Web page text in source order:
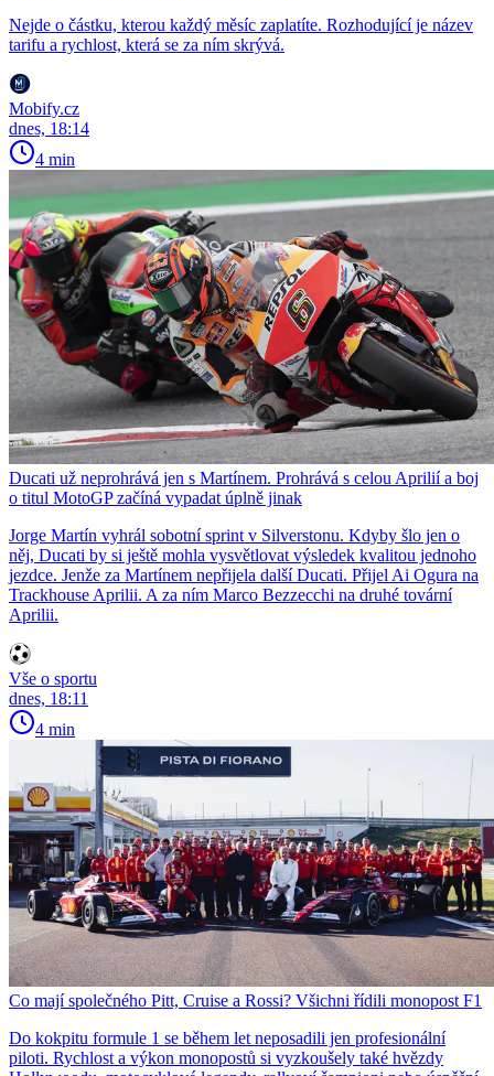
Nejde o částku, kterou každý měsíc zaplatíte. Rozhodující je název
tarifu a rychlost, která se za ním skrývá.
Mobify.cz
dnes, 18:14
4 min
Ducati už neprohrává jen s Martínem. Prohrává s celou Aprilií a boj
o titul MotoGP začíná vypadat úplně jinak
Jorge Martín vyhrál sobotní sprint v Silverstonu. Kdyby šlo jen o
něj, Ducati by si ještě mohla vysvětlovat výsledek kvalitou jednoho
jezdce. Jenže za Martínem nepřijela další Ducati. Přijel Ai Ogura na
Trackhouse Aprilii. A za ním Marco Bezzecchi na druhé tovární
Aprilii.
Vše o sportu
dnes, 18:11
4 min
Co mají společného Pitt, Cruise a Rossi? Všichni řídili monopost F1
Do kokpitu formule 1 se během let neposadili jen profesionální
piloti. Rychlost a výkon monopostů si vyzkoušely také hvězdy